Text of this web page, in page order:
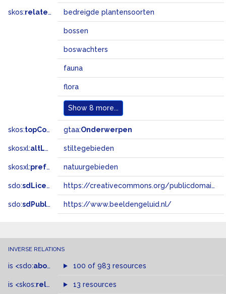
skos:related bedreigde plantensoorten
bossen
boswachters
fauna
flora
Show 8 more...
skos:topConceptOf gtaa:Onderwerpen
skosxl:altLabel stiltegebieden
skosxl:prefLabel natuurgebieden
sdo:sdLicense https://creativecommons.org/publicdomain/zero/1.0/
sdo:sdPublisher https://www.beeldengeluid.nl/
INVERSE RELATIONS
is <sdo:about of 100 of 983 resources
is <skos:related > of
13 resources